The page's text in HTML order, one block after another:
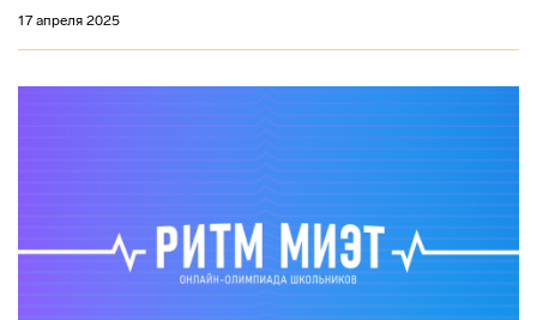
17 апреля 2025